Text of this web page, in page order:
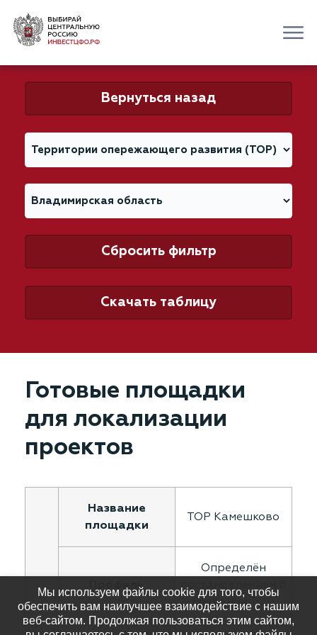
Вернуться назад
Сбросить фильтр
Скачать таблицу
Готовые площадки
для локализации
проектов
1
ТОР Камешково
Определён
постановлением о
создании ТОР
Мы используем файлы cookie для того, чтобы
обеспечить вам наилучшее взаимодействие с нашим
веб-сайтом. Продолжая пользоваться этим сайтом,